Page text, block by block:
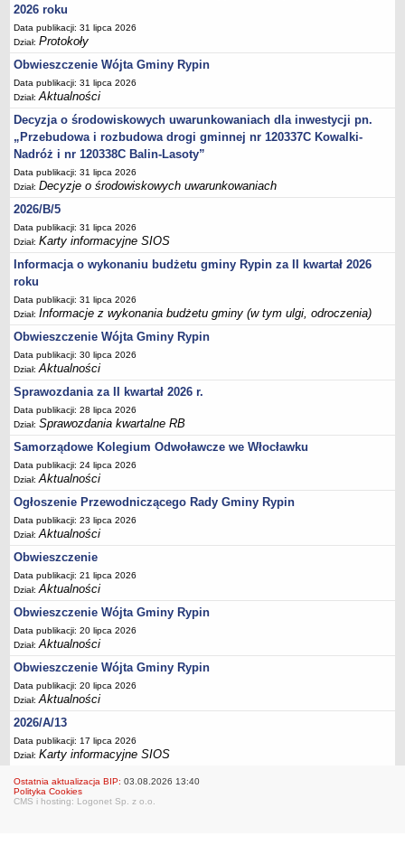
Jednostki pomocnicze - sołectwa
Plan pracy komisji rewizyjnej
Sesje Rady Gminy Rypin
PRAWO LOKALNE
Statut
Strategia rozwoju
Uchwały
Projekty uchwał
Protokoły
Imienne wykazy głosowań radnych
Postać dokumentów
Akty Prawne, Dzienniki Ustaw, Monitory Polskie
Prawo miejscowe
Zarządzenia
Studium uwarunkowań i kierunków zagospodarowania
przestrzennego
Dane przestrzenne - MPZP
Stałe obwody głosowania, numery, granice oraz siedziby
obwodowych komisji wyborczych, opis granic okręgów wyborczych
Plan ogólny gminy Rypin
Budżet
Zmiany budżetu
Wieloletnia Prognoza Finansowa
Majątek gminy
Majątek jednostek organizacyjnych
Dług publiczny
Realizacja inwestycji
Sprawozdania z wykonania budżetu
Sprawozdania kwartalne RB
Sprawozdania finansowe
Informacje z wykonania budżetu gminy (w tym ulgi, odroczenia)
Interpretacje indywidualne
SPRAWY DO ZAŁATWIENIA
BUDOWA PRZYDOMOWYCH OCZYSZCZALNI ŚCIEKÓW -
DOFINANSOWANIE
2026 roku
Data publikacji: 31 lipca 2026
Dział:Protokoły
Obwieszczenie Wójta Gminy Rypin
Data publikacji: 31 lipca 2026
Dział:Aktualności
Decyzja o środowiskowych uwarunkowaniach dla inwestycji pn.
„Przebudowa i rozbudowa drogi gminnej nr 120337C Kowalki-
Nadróż i nr 120338C Balin-Lasoty”
Data publikacji: 31 lipca 2026
Dział:Decyzje o środowiskowych uwarunkowaniach
2026/B/5
Data publikacji: 31 lipca 2026
Dział:Karty informacyjne SIOS
Informacja o wykonaniu budżetu gminy Rypin za II kwartał 2026
roku
Data publikacji: 31 lipca 2026
Dział:Informacje z wykonania budżetu gminy (w tym ulgi, odroczenia)
Obwieszczenie Wójta Gminy Rypin
Data publikacji: 30 lipca 2026
Dział:Aktualności
Sprawozdania za II kwartał 2026 r.
Data publikacji: 28 lipca 2026
Dział:Sprawozdania kwartalne RB
Samorządowe Kolegium Odwoławcze we Włocławku
Data publikacji: 24 lipca 2026
Dział:Aktualności
Ogłoszenie Przewodniczącego Rady Gminy Rypin
Data publikacji: 23 lipca 2026
Dział:Aktualności
Obwieszczenie
Data publikacji: 21 lipca 2026
Dział:Aktualności
Obwieszczenie Wójta Gminy Rypin
Data publikacji: 20 lipca 2026
Dział:Aktualności
Obwieszczenie Wójta Gminy Rypin
Data publikacji: 20 lipca 2026
Dział:Aktualności
2026/A/13
Data publikacji: 17 lipca 2026
Dział:Karty informacyjne SIOS
Ostatnia aktualizacja BIP: 03.08.2026 13:40
Polityka Cookies
CMS i hosting: Logonet Sp. z o.o.